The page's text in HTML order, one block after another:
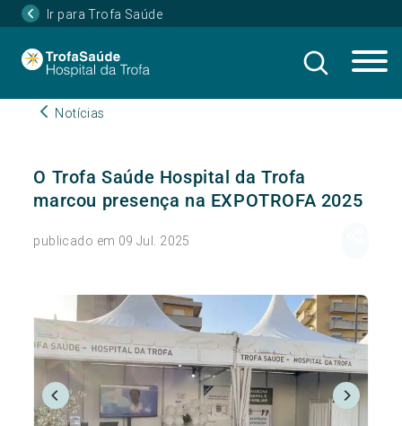
Ir para Trofa Saúde
Notícias
O Trofa Saúde Hospital da Trofa
marcou presença na EXPOTROFA 2025
publicado em 09 Jul. 2025